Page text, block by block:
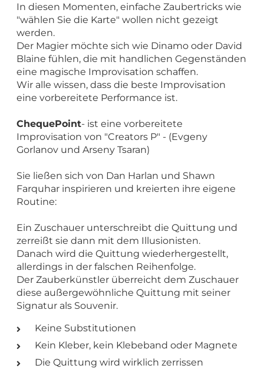
In diesen Momenten, einfache Zaubertricks wie
"wählen Sie die Karte" wollen nicht gezeigt
werden.
Der Magier möchte sich wie Dinamo oder David
Blaine fühlen, die mit handlichen Gegenständen
eine magische Improvisation schaffen.
Wir alle wissen, dass die beste Improvisation
eine vorbereitete Performance ist.
ChequePoint- ist eine vorbereitete
Improvisation von "Creators P" - (Evgeny
Gorlanov und Arseny Tsaran)
Sie ließen sich von Dan Harlan und Shawn
Farquhar inspirieren und kreierten ihre eigene
Routine:
Ein Zuschauer unterschreibt die Quittung und
zerreißt sie dann mit dem Illusionisten.
Danach wird die Quittung wiederhergestellt,
allerdings in der falschen Reihenfolge.
Der Zauberkünstler überreicht dem Zuschauer
diese außergewöhnliche Quittung mit seiner
Signatur als Souvenir.
Keine Substitutionen
Kein Kleber, kein Klebeband oder Magnete
Die Quittung wird wirklich zerrissen